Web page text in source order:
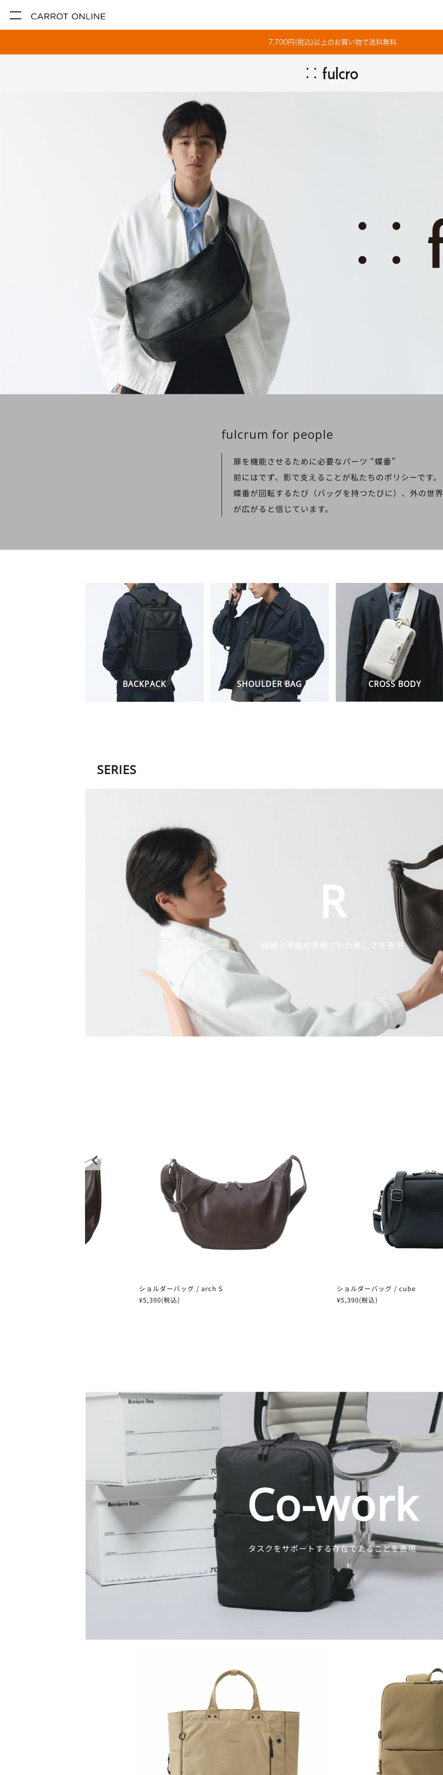
7,700円(税込)以上のお買い物で送料無料
fulcrum for people
扉を機能させるために必要なパーツ “蝶番”
前にはでず、影で支えることが私たちのポリシーです。
蝶番が回転するたび（バッグを持つたびに）、外の世界
が広がると信じています。
BACKPACK SHOULDER BAG CROSS BODY
SERIES
R
曲線や湾曲の洗練された美しさを表現
ショルダーバッグ / arch S
¥5,390(税込)
ショルダーバッグ / cube
¥5,390(税込)
Co-work
タスクをサポートする存在であることを表現